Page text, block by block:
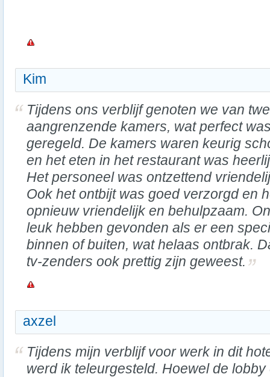
Kim
Tijdens ons verblijf genoten we van
aangrenzende kamers, wat perfect
geregeld. De kamers waren keurig
en het eten in het restaurant was
Het personeel was ontzettend
Ook het ontbijt was goed verzorgd en
opnieuw vriendelijk en behulpzaam.
leuk hebben gevonden als er een
binnen of buiten, wat helaas ontbrak.
tv-zenders ook prettig zijn geweest.
axzel
Tijdens mijn verblijf voor werk in dit
werd ik teleurgesteld. Hoewel de lobby